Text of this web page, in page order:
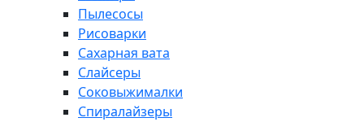
Пылесосы
Рисоварки
Сахарная вата
Слайсеры
Соковыжималки
Спиралайзеры